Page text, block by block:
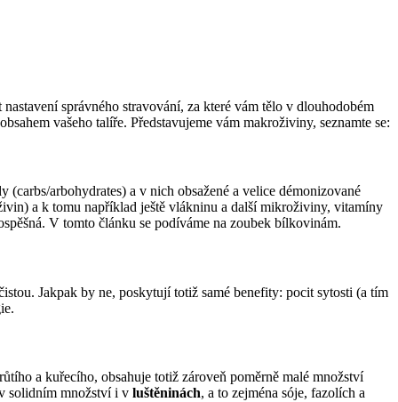
správného stravování, za které vám tělo v dlouhodobém
vašeho talíře. Představujeme vám makroživiny, seznamte se:
arbohydrates) a v nich obsažené a velice démonizované
a k tomu například ještě vlákninu a další mikroživiny, vitamíny
V tomto článku se podíváme na zoubek bílkovinám.
Jakpak by ne, poskytují totiž samé benefity: pocit sytosti (a tím
a kuřecího, obsahuje totiž zároveň poměrně malé množství
solidním množství i v luštěninách, a to zejména sóje, fazolích a